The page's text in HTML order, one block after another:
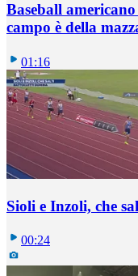
Baseball
campo è della
01:16
Sioli e Inzoli, che
00:24